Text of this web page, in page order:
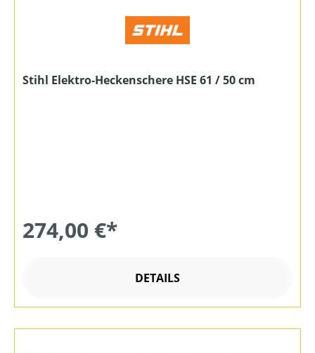
Stihl Elektro-Heckenschere HSE 61 / 50 cm
274,00 €*
DETAILS